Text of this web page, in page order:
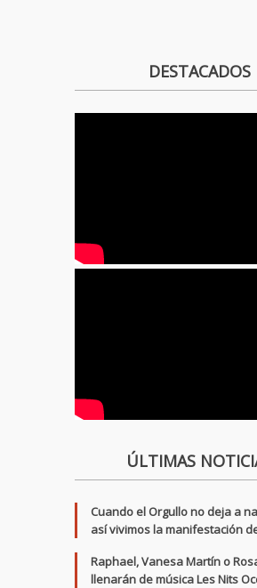
DESTACADOS
ÚLTIMAS
Cuando el Orgullo no deja a
así vivimos la manifestación
Raphael, Vanesa Martín o
llenarán de música Les Nits